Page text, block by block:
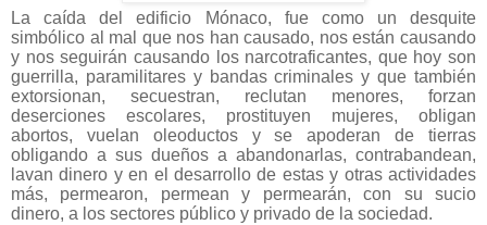
La caída del edificio Mónaco, fue como un desquite
simbólico al mal que nos han causado, nos están causando
y nos seguirán causando los narcotraficantes, que hoy son
guerrilla, paramilitares y bandas criminales y que también
extorsionan, secuestran, reclutan menores, forzan
deserciones escolares, prostituyen mujeres, obligan
abortos, vuelan oleoductos y se apoderan de tierras
obligando a sus dueños a abandonarlas, contrabandean,
lavan dinero y en el desarrollo de estas y otras actividades
más, permearon, permean y permearán, con su sucio
dinero, a los sectores público y privado de la sociedad.